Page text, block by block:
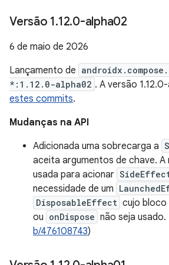
Versão 1.12.0-alpha02
6 de maio de 2026
Lançamento de
*:1.12.0-alpha02 . A versão
estes commits.
Mudanças na API
Adicionada uma sobrecarga a
aceita argumentos de chave. A
usada para acionar
necessidade de um
DisposableEffect cujo bloco
ou onDispose não seja usado.
b/476108743)